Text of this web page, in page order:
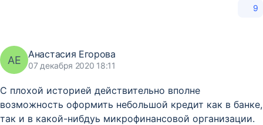
9
АЕ Анастасия Егорова
07 декабря 2020 18:11
С плохой историей действительно вполне
возможность оформить небольшой кредит как в банке,
так и в какой-нибдуь микрофинансовой организации.